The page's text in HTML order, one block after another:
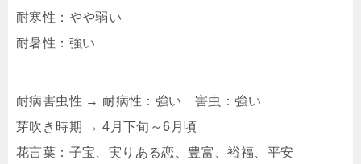
耐寒性：やや弱い
耐暑性：強い
耐病害虫性 → 耐病性：強い 害虫：強い
芽吹き時期 → 4月下旬～6月頃
花言葉：子宝、実りある恋、豊富、裕福、平安